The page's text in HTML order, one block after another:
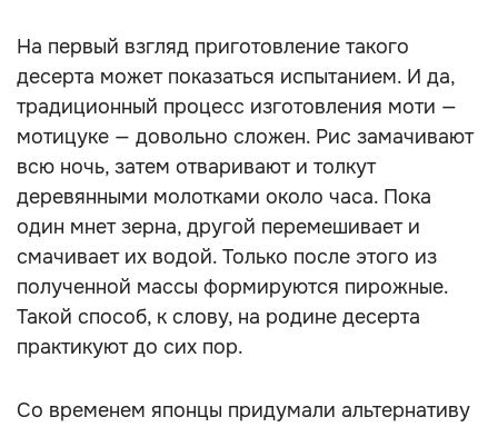
На первый взгляд приготовление такого
десерта может показаться испытанием. И да,
традиционный процесс изготовления моти —
мотицуке — довольно сложен. Рис замачивают
всю ночь, затем отваривают и толкут
деревянными молотками около часа. Пока
один мнет зерна, другой перемешивает и
смачивает их водой. Только после этого из
полученной массы формируются пирожные.
Такой способ, к слову, на родине десерта
практикуют до сих пор.
Со временем японцы придумали альтернативу